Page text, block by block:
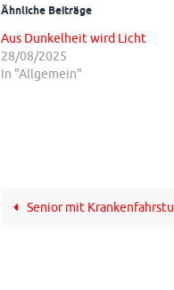
Ähnliche Beiträge
Aus Dunkelheit wird Licht
28/08/2025
In "Allgemein"
Senior mit